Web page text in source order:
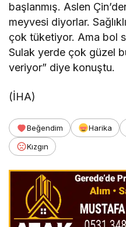
başlanmış. Aslen
meyvesi diyorlar.
çok tüketiyor. Ama bol
Sulak yerde çok güzel
veriyor” diye konuştu.
(İHA)
Beğendim Harika
Kızgın